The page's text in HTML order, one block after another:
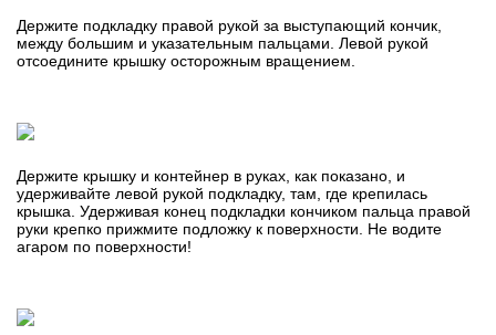
Держите подкладку правой рукой за выступающий кончик,
между большим и указательным пальцами. Левой рукой
отсоедините крышку осторожным вращением.
Держите крышку и контейнер в руках, как показано, и
удерживайте левой рукой подкладку, там, где крепилась
крышка. Удерживая конец подкладки кончиком пальца правой
руки крепко прижмите подложку к поверхности. Не водите
агаром по поверхности!